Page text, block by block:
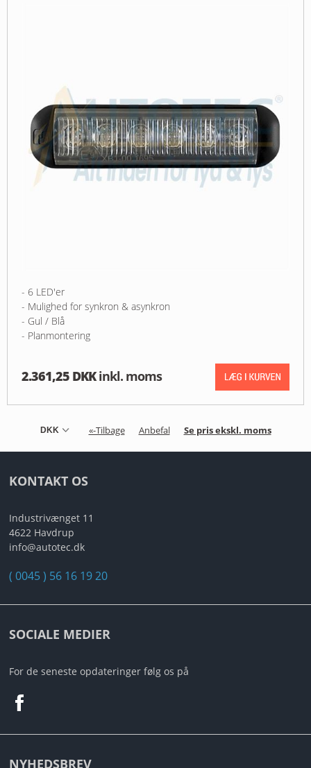
- 6 LED'er
- Mulighed for synkron & asynkron
- Gul / Blå
- Planmontering
2.361,25 DKK inkl. moms
«-Tilbage Anbefal Se pris ekskl. moms
KONTAKT OS
Industrivænget 11
4622 Havdrup
info@autotec.dk
( 0045 ) 56 16 19 20
SOCIALE MEDIER
For de seneste opdateringer følg os på
NYHEDSBREV